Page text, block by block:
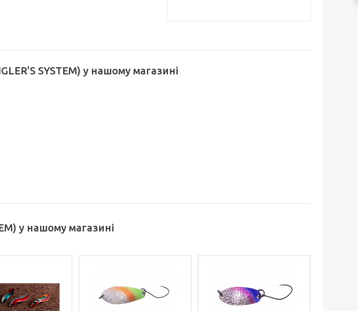
SYSTEM) у нашому магазині
у нашому магазині